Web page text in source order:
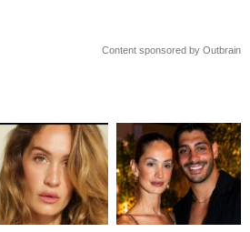
Content sponsored by Outbrain